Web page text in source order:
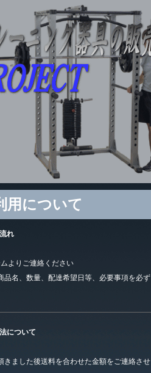
用について
れ
よりご連絡ください
名、数量、配達希望日等、必要事項を必ず
について
ました後送料を合わせた金額をご連絡させ